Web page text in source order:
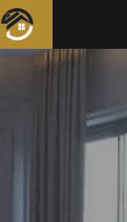
المحتوى